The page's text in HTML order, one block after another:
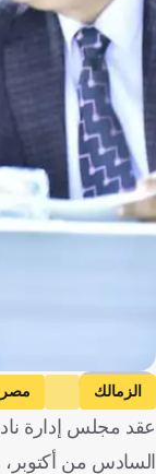
Zamalek
الزمالك مصر
عقد مجلس إدارة
السادس من